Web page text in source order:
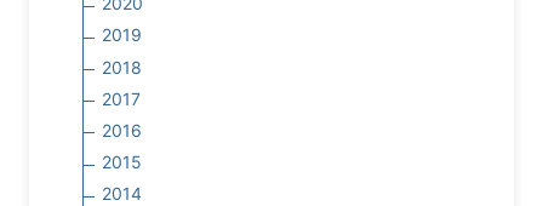
2019
2018
2017
2016
2015
2014